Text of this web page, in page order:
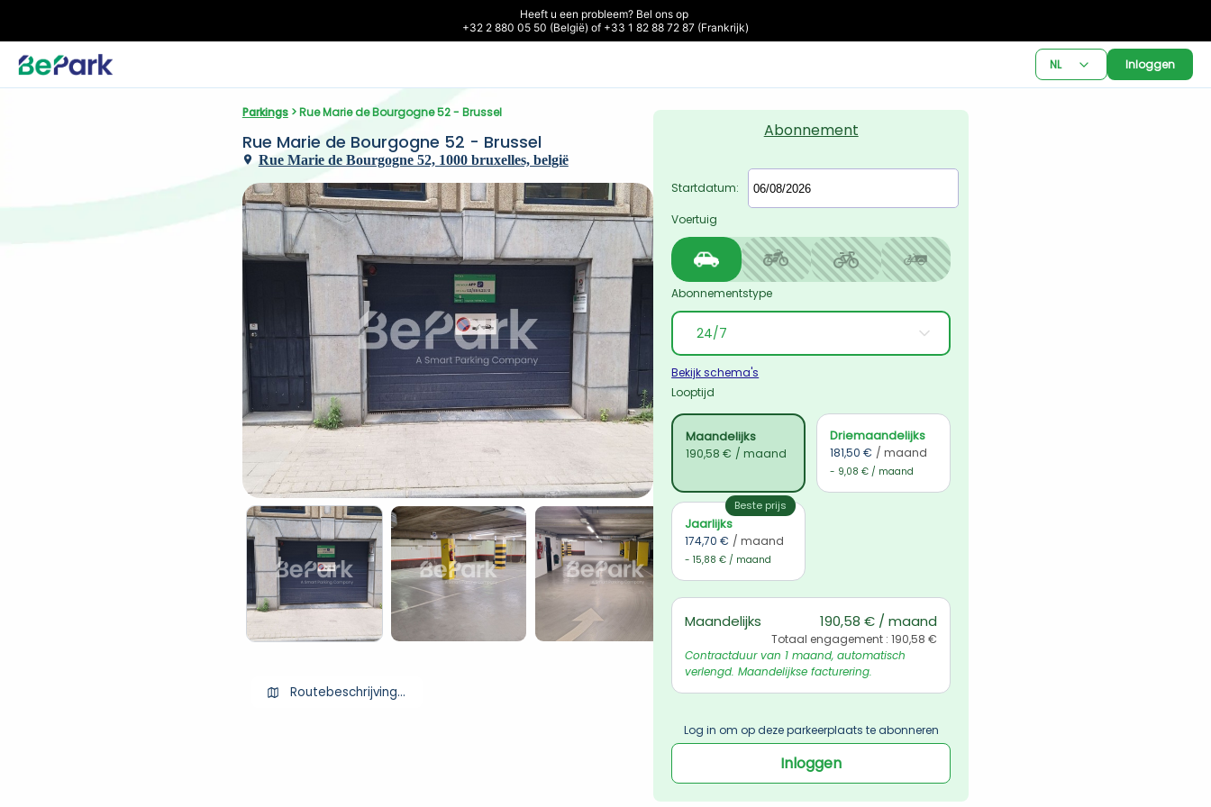
Heeft u een probleem? Bel ons op
+32 2 880 05 50 (België) of +33 1 82 88 72 87 (Frankrijk)
NL Inloggen
Parkings > Rue Marie de Bourgogne 52 - Brussel
Rue Marie de Bourgogne 52 - Brussel
Rue Marie de Bourgogne 52, 1000 bruxelles, belgië
Routebeschrijving ophalen
Abonnement
Startdatum:
Voertuig
Abonnementstype
Bekijk schema's
Looptijd
Maandelijks
190,58 € / maand
Driemaandelijks
181,50 € / maand
- 9,08 € / maand
Beste prijs
Jaarlijks
174,70 € / maand
- 15,88 € / maand
Maandelijks 190,58 € / maand
Totaal engagement : 190,58 €
Contractduur van 1 maand, automatisch
verlengd. Maandelijkse facturering.
Log in om op deze parkeerplaats te abonneren
Inloggen